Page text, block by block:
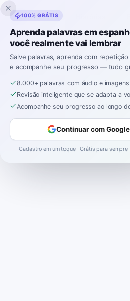
Inklingo
100% GRÁTIS
Aprenda palavras em
você realmente vai lembrar
Salve palavras, aprenda com
e acompanhe seu progresso — tudo
8.000+ palavras com áudio e imagens
Revisão inteligente que se adapta a
Acompanhe seu progresso ao longo
Continuar com Google
Cadastro em um toque · Grátis para sempre